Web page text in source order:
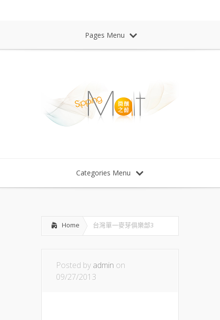
Pages Menu
Categories Menu
Home 台灣單一麥芽俱樂部3
Posted by admin on
09/27/2013